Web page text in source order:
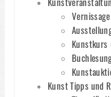
Vernissage
Kunstkurs
Kunst Tipps und